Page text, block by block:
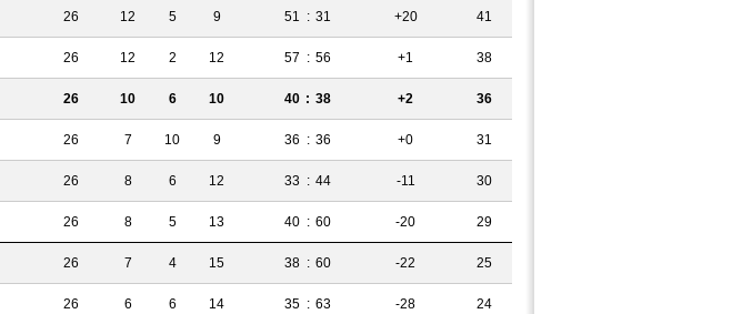
26 12 5 9 51 : 31 +20 41
26 12 2 12 57 : 56 +1 38
26 10 6 10 40 : 38 +2 36
26 7 10 9 36 : 36 +0 31
26 8 6 12 33 : 44 -11 30
26 8 5 13 40 : 60 -20 29
26 7 4 15 38 : 60 -22 25
26 6 6 14 35 : 63 -28 24